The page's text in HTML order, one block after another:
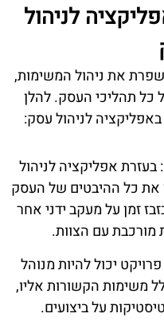
לניהול
את ניהול המשימות,
כל תהליכי העסק. להלן
לניהול עסק:
: בעזרת אפליקציה לניהול
את כל ההיבטים של העסק
זמן על מעקב ידני אחר
עם הצוות.
יכול להיות מנוהל
משימות הקשורות אליו,
על ביצועים.